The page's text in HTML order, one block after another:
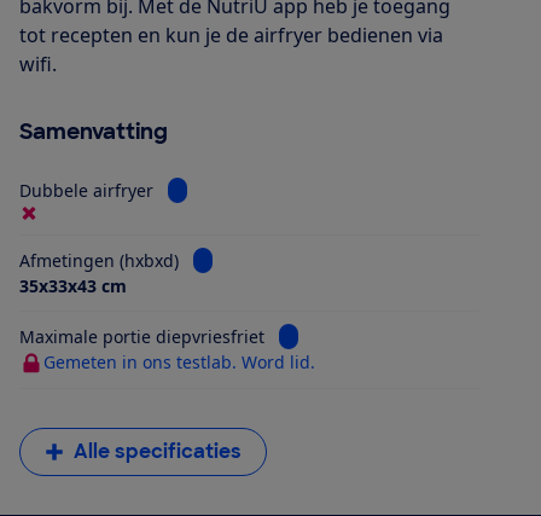
bakvorm bij. Met de NutriU app heb je toegang
tot recepten en kun je de airfryer bedienen via
wifi.
Samenvatting
Dubbele airfryer Bekijk informatie voor Dubbele airfryer
Afmetingen (hxbxd)
Bekijk informatie voor Afmetingen (hxbxd)
35x33x43 cm
Maximale portie diepvriesfriet
Bekijk informatie voor
Gemeten in ons testlab. Word lid.
Alle specificaties